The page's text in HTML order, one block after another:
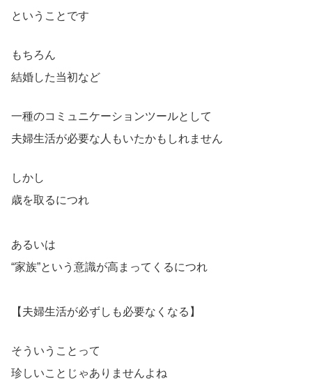
ということです
もちろん
結婚した当初など
一種のコミュニケーションツールとして
夫婦生活が必要な人もいたかもしれません
しかし
歳を取るにつれ
あるいは
“家族”という意識が高まってくるにつれ
【夫婦生活が必ずしも必要なくなる】
そういうことって
珍しいことじゃありませんよね